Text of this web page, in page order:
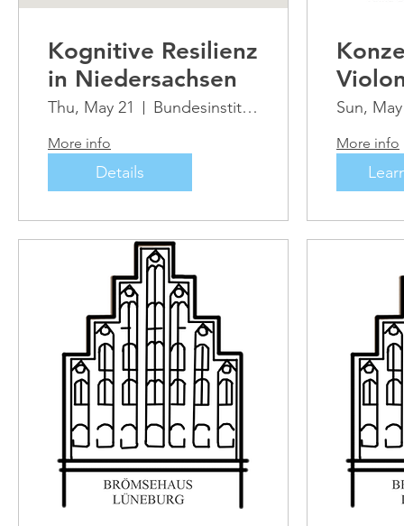
Kognitive Resilienz
in Niedersachsen
Thu, May 21 Bundesinstitut für Kultur und Geschichte
More info
Details
aus
Sun,
More info